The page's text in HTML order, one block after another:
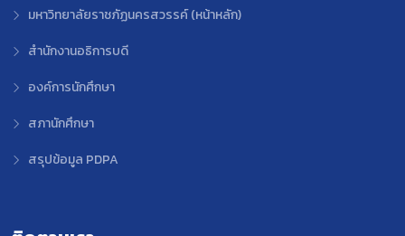
มหาวิทยาลัยราชภัฏนครสวรรค์ (หน้าหลัก)
สำนักงานอธิการบดี
องค์การนักศึกษา
สภานักศึกษา
สรุปข้อมูล PDPA